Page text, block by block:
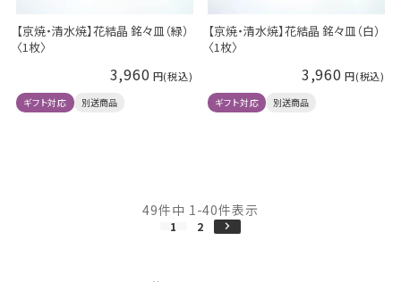
【京焼・清水焼】花結晶 銘々皿（緑）
〈1枚〉
3,960
ギフト対応 別送商品
【京焼・清水焼】花結晶 銘々皿（白）
〈1枚〉
3,960
ギフト対応 別送商品
49件中 1-40件表示
1 2